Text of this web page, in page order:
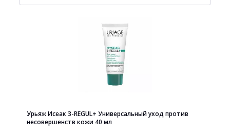
Урьяж Исеак 3-REGUL+ Универсальный уход против
несовершенств кожи 40 мл